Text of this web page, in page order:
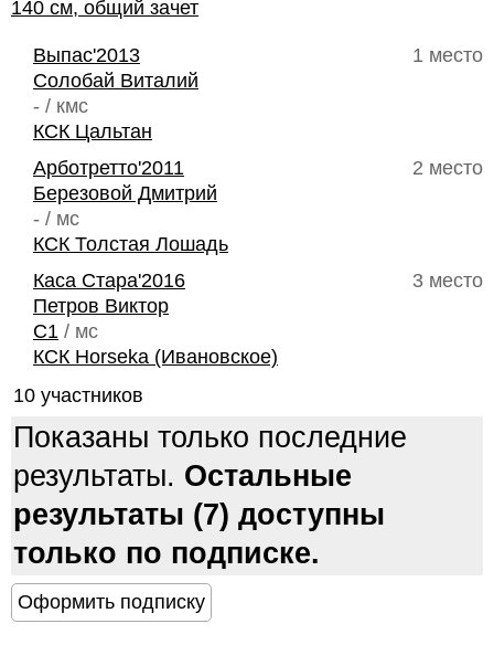
140 см, общий зачет
1 место
Выпас'2013
Солобай Виталий
- / кмс
КСК Цальтан
2 место
Арботретто'2011
Березовой Дмитрий
- / мс
КСК Толстая Лошадь
3 место
Каса Стара'2016
Петров Виктор
C1 / мс
КСК Horseka (Ивановское)
10 участников
Показаны только последние
результаты. Остальные
результаты (7) доступны
только по подписке.